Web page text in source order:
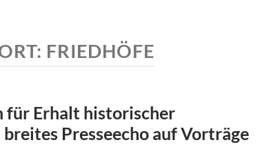
FRIEDHÖFE
für Erhalt historischer
Presseecho auf Vorträge